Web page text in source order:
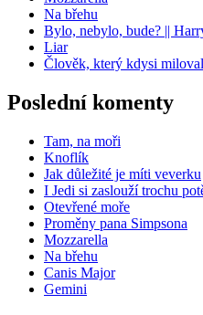
Na břehu
Bylo, nebylo, bude? ||
Liar
Člověk, který kdysi miloval
Poslední komenty
Tam, na moři
Knoflík
Jak důležité je míti veverku
I Jedi si zaslouží trochu
Otevřené moře
Proměny pana Simpsona
Mozzarella
Na břehu
Canis Major
Gemini